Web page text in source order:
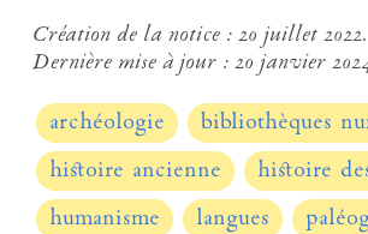
Création de la notice :20 juillet 2022.
Dernière mise à jour :20 janvier
archéologie
bibliothèques
histoire ancienne
histoire
humanisme
langues